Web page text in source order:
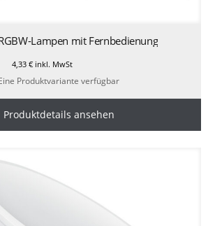
Lampen mit Fernbedienung
4,33€ inkl. MwSt
Produktvariante verfügbar
Produktdetails ansehen